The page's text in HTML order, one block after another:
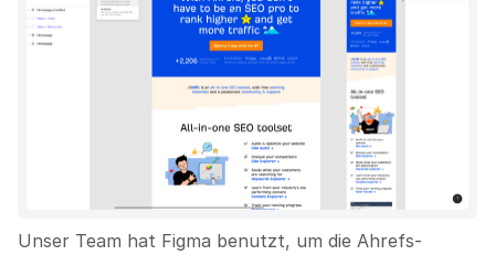
Unser Team hat Figma benutzt, um die Ahrefs-